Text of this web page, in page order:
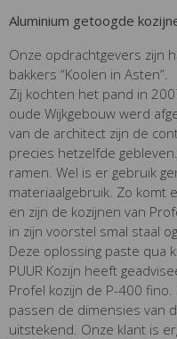
Aluminium getoogde
Onze opdrachtgevers zijn
bakkers “Koolen in Asten”.
Zij kochten het pand in
oude Wijkgebouw werd
van de architect zijn de
precies hetzelfde
ramen. Wel is er gebruik
materiaalgebruik. Zo komt
en zijn de kozijnen van
in zijn voorstel smal staal
Deze oplossing paste qua
PUUR Kozijn heeft
Profel kozijn de P-400
passen de dimensies van
uitstekend. Onze klant is